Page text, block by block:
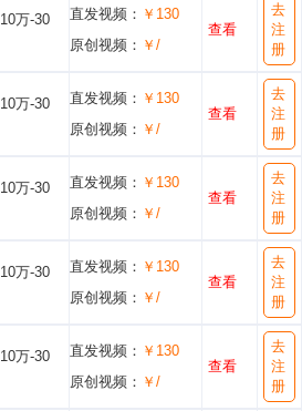
10万-30
直发视频： ￥130
原创视频： ￥/
查看
去
注
册
10万-30
直发视频： ￥130
原创视频： ￥/
查看
去
注
册
10万-30
直发视频： ￥130
原创视频： ￥/
查看
去
注
册
10万-30
直发视频： ￥130
原创视频： ￥/
查看
去
注
册
10万-30
直发视频： ￥130
原创视频： ￥/
查看
去
注
册